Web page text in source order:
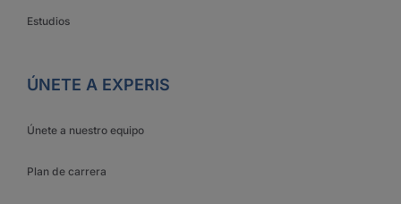
Estudios
ÚNETE A EXPERIS
Únete a nuestro equipo
Plan de carrera